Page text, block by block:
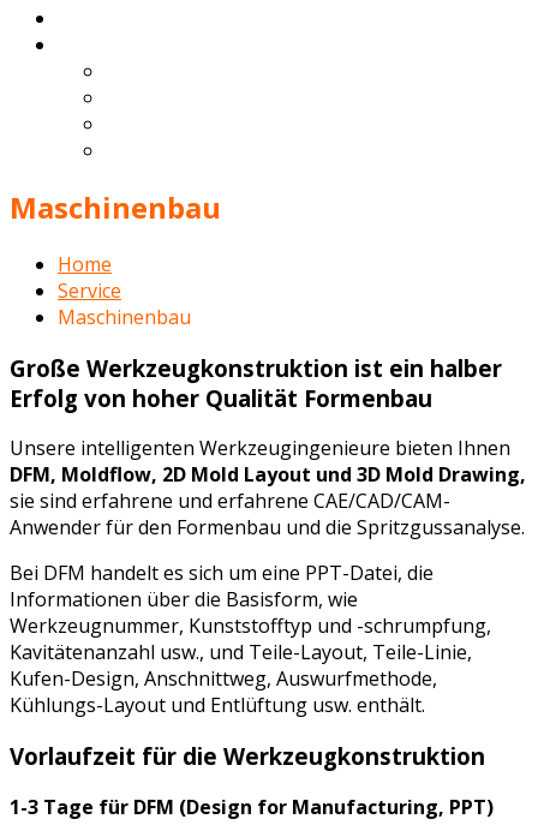
Maschinenbau
Home
Service
Maschinenbau
Große Werkzeugkonstruktion ist ein halber
Erfolg von hoher Qualität Formenbau
Unsere intelligenten Werkzeugingenieure bieten Ihnen
DFM, Moldflow, 2D Mold Layout und 3D Mold Drawing,
sie sind erfahrene und erfahrene CAE/CAD/CAM-
Anwender für den Formenbau und die Spritzgussanalyse.
Bei DFM handelt es sich um eine PPT-Datei, die
Informationen über die Basisform, wie
Werkzeugnummer, Kunststofftyp und -schrumpfung,
Kavitätenanzahl usw., und Teile-Layout, Teile-Linie,
Kufen-Design, Anschnittweg, Auswurfmethode,
Kühlungs-Layout und Entlüftung usw. enthält.
Vorlaufzeit für die Werkzeugkonstruktion
1-3 Tage für DFM (Design for Manufacturing, PPT)